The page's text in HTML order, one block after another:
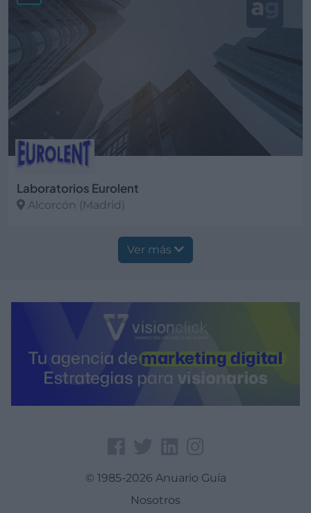
Laboratorios Eurolent
Alcorcón (Madrid)
Ver más
© 1985-2026 Anuario Guía
Nosotros